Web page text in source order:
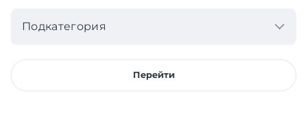
Подкатегория
Перейти